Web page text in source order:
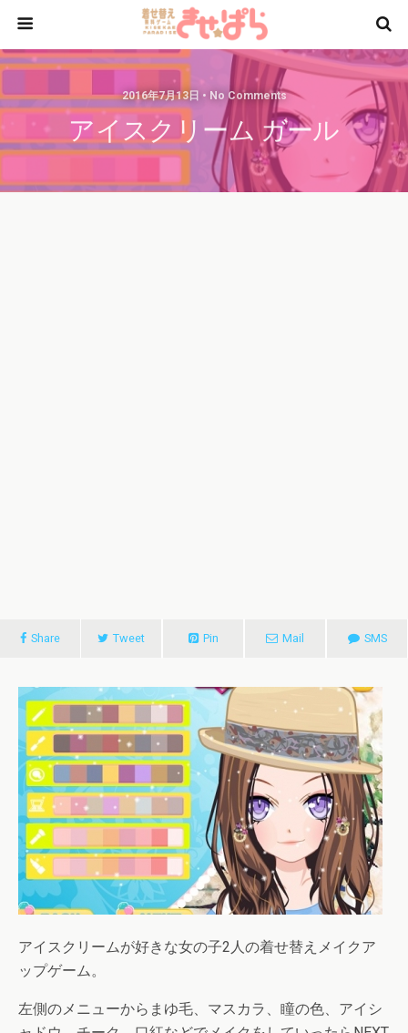
2016年7月13日 • No Comments
アイスクリーム ガール
Share Tweet Pin Mail SMS
アイスクリームが好きな女の子2人の着せ替えメイクア
ップゲーム。
左側のメニューからまゆ毛、マスカラ、瞳の色、アイシ